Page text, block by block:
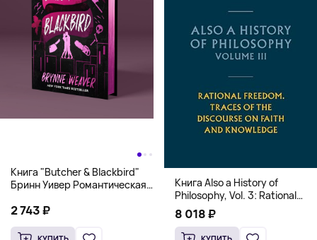
Книга "Butcher & Blackbird"
Бринн Уивер Романтическая
(18+)
2 743 ₽
Книга Also a History of
Philosophy, Vol. 3: Rational
Freedom. Traces of the
Discourse on Faith and
Knowledge (Твердый
8 018 ₽